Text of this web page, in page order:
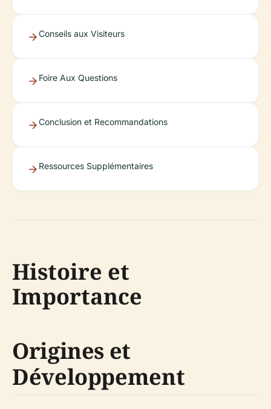
Conseils aux Visiteurs
Foire Aux Questions
Conclusion et Recommandations
Ressources Supplémentaires
Histoire et
Importance
Origines et
Développement